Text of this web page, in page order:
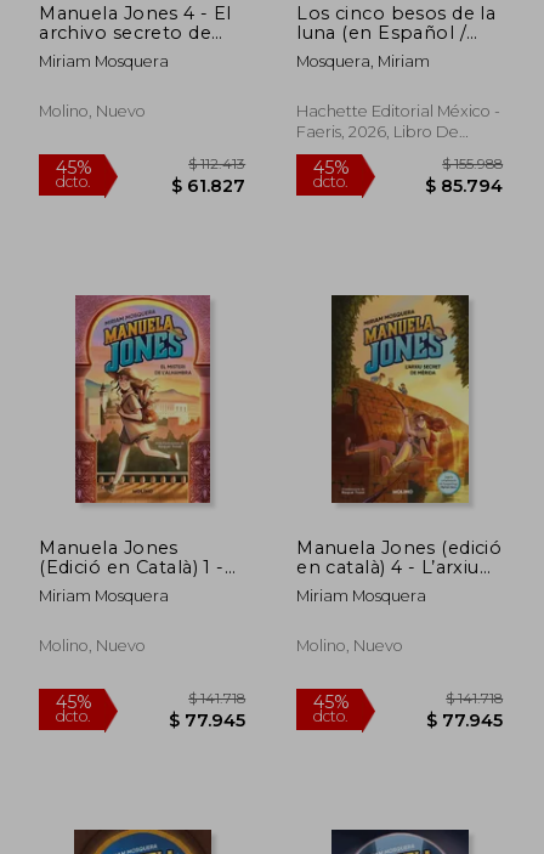
45%
dcto.
$ 149.649
$ 82.307
45%
dcto.
$
$
Manuela Jones 4 - El
archivo secreto de
Mérida (en spa)
Miriam Mosquera
Molino, Nuevo
Los cinco besos de la
luna (en Español /
Castellano)
Mosquera, Miriam
Hachette Editorial México -
Faeris, 2026, Libro De
Pasta Blanda (paperback),
Nuevo
Manuela Jones
(Edició en Català) 1 -
el Misteri de
L'alhambra (en
Miriam Mosquera
Molino, Nuevo
Manuela Jones (edició
en català) 4 - L’arxiu
secret de Mèrida (en
cat)
Miriam Mosquera
Molino, Nuevo